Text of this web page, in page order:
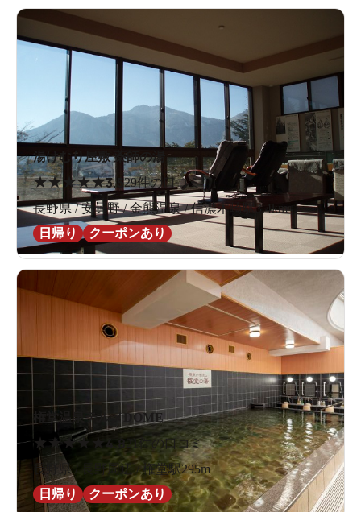
湯けむり屋敷 薬師の湯
★★★★★3.529件の口コミ
長野県 / 安曇野 / 金熊温泉 / 信濃木崎駅3.4km
日帰り
クーポンあり
権堂温泉テルメDOME
★ ★★★ ★ 4.821件の口コミ
長野県 / 長野周辺 / 権堂駅295m
日帰り
クーポンあり